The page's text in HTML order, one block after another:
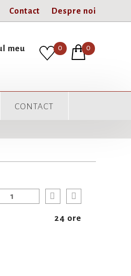
Contact Despre noi
meu 0 0
CONTACT
24 ore